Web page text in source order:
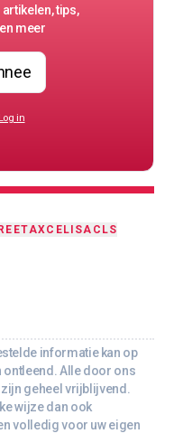
tips,
meer
Log in
AXCELISACLS
informatie kan op
ontleend. Alle door ons
geheel vrijblijvend.
wijze dan ook
volledig voor uw eigen